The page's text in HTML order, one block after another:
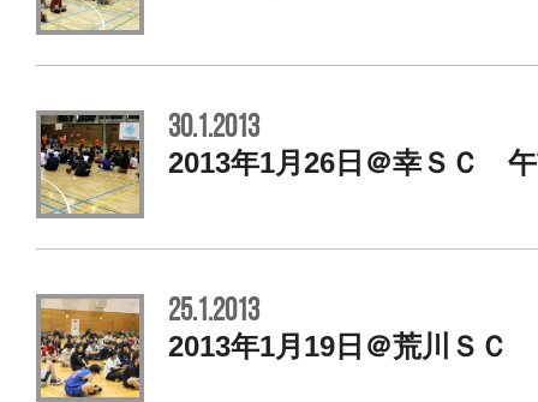
30.1.2013
2013年1月26日＠幸ＳＣ
25.1.2013
2013年1月19日＠荒川Ｓ